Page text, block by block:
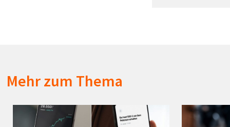
Mehr zum Thema